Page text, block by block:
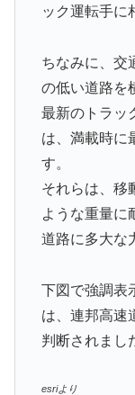
ック運転手に
ちなみに、交
の低い道路を
最新のトラッ
は、満載時に
す。
それらは、移
ような重量に
道路に多大な
下図で強調表
は、連邦高速
判断されまし
esriより